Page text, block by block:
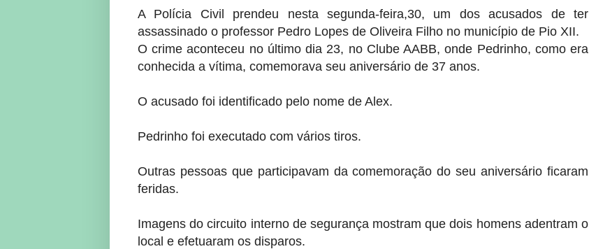
A Polícia Civil prendeu nesta segunda-feira,30, um dos acusados de ter
assassinado o professor Pedro Lopes de Oliveira Filho no município de Pio XII.
O crime aconteceu no último dia 23, no Clube AABB, onde Pedrinho, como era
conhecida a vítima, comemorava seu aniversário de 37 anos.
O acusado foi identificado pelo nome de Alex.
Pedrinho foi executado com vários tiros.
Outras pessoas que participavam da comemoração do seu aniversário ficaram
feridas.
Imagens do circuito interno de segurança mostram que dois homens adentram o
local e efetuaram os disparos.